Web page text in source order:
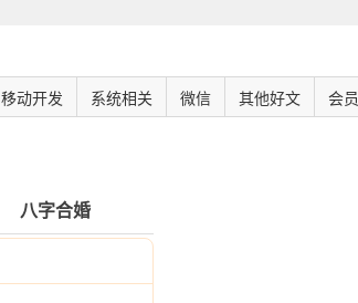
移动开发 系统相关 微信 其他好文 会员
八字合婚